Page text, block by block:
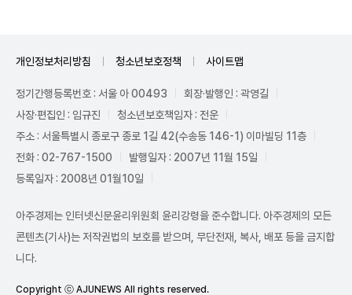
개인정보처리방침 청소년보호정책 사이트맵
정기간행등록번호 : 서울 아 00493
회장·발행인 : 곽영길
사장·편집인 : 임규진
청소년보호책임자 : 전운
주소 : 서울특별시 종로구 종로 1길 42(수송동 146-1) 이마빌딩 11층
전화 : 02-767-1500
발행일자 : 2007년 11월 15일
등록일자 : 2008년 01월10일
아주경제는 인터넷신문윤리위원회 윤리강령을 준수합니다. 아주경제의 모든
콘텐츠(기사)는 저작권법의 보호를 받으며, 무단전재, 복사, 배포 등을 금지합
니다.
Copyright ⓒ AJUNEWS All rights reserved.